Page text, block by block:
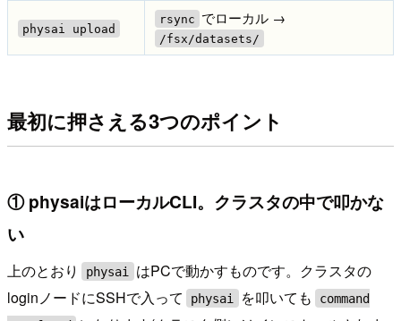
physai upload
rsync でローカル →
/fsx/datasets/
最初に押さえる3つのポイント
① physaiはローカルCLI。クラスタの中で叩かな
い
上のとおり physai
はPCで動かすものです。クラスタの
loginノードにSSHで入って
physai を叩いても
command